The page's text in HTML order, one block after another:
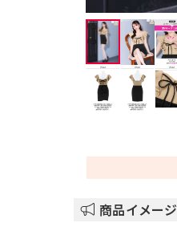
商品イメージ